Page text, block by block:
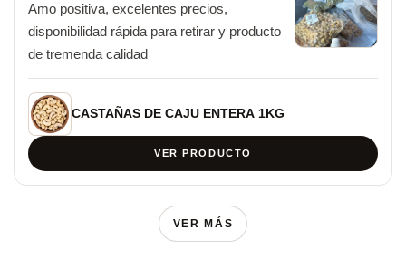
Amo positiva, excelentes precios,
disponibilidad rápida para retirar y producto
de tremenda calidad
CASTAÑAS DE CAJU ENTERA 1KG
VER PRODUCTO
VER MÁS